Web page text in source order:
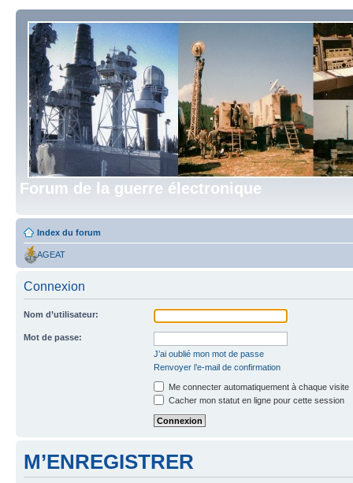
Forum de la guerre électronique
Index du forum
AGEAT
Connexion
Nom d’utilisateur:
Mot de passe:
J’ai oublié mon mot de passe
Renvoyer l’e-mail de confirmation
Me connecter automatiquement à chaque visite
Cacher mon statut en ligne pour cette session
M’ENREGISTRER